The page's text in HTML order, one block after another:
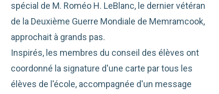
spécial de M. Roméo H. LeBlanc, le dernier vétéran
de la Deuxième Guerre Mondiale de Memramcook,
approchait à grands pas.
Inspirés, les membres du conseil des élèves ont
coordonné la signature d'une carte par tous les
élèves de l'école, accompagnée d'un message